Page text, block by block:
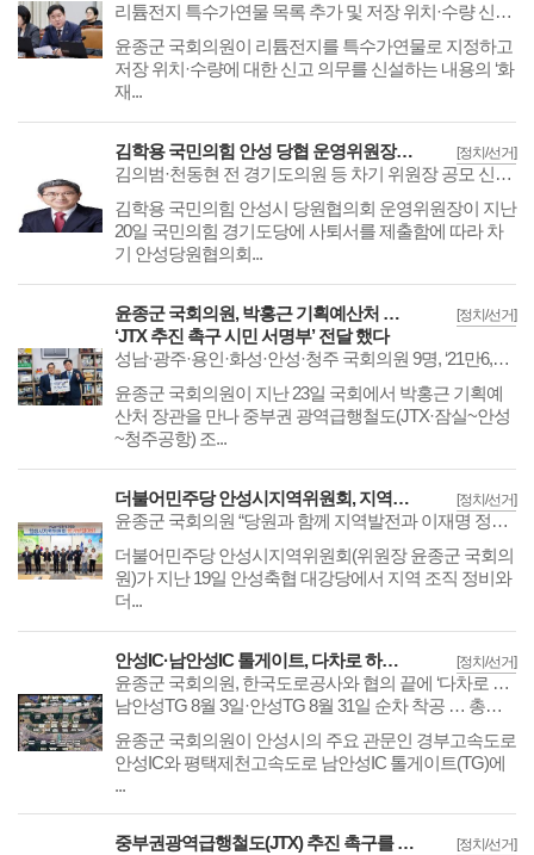
리튬전지 특수가연물 목록 추가 및 저장 위치·수량 신고 의무화로 화재 대응력 강화
​​​​​​​윤종군 국회의원이 리튬전지를 특수가연물로 지정하고
저장 위치·수량에 대한 신고 의무를 신설하는 내용의 ‘화
재...
[정치/선거]
김학용 국민의힘 안성 당협 운영위원장 ‘사퇴’
김의범·천동현 전 경기도의원 등 차기 위원장 공모 신청 예정
김학용 국민의힘 안성시 당원협의회 운영위원장이 지난
20일 국민의힘 경기도당에 사퇴서를 제출함에 따라 차
기 안성당원협의회...
[정치/선거]
윤종군 국회의원, 박홍근 기획예산처 장관에
‘JTX 추진 촉구 시민 서명부’ 전달 했다
성남·광주·용인·화성·안성·청주 국회의원 9명, ‘21만6,205명’ JTX 추진 촉구 시민 서명부 전달
윤종군 국회의원이 지난 23일 국회에서 박홍근 기획예
산처 장관을 만나 중부권 광역급행철도(JTX·잠실~안성
~청주공항) 조...
[정치/선거]
더불어민주당 안성시지역위원회, 지역당원대회
윤종군 국회의원 “당원과 함께 지역발전과 이재명 정부 성공을 만들겠다”
​​​​​​​더불어민주당 안성시지역위원회(위원장 윤종군 국회의
원)가 지난 19일 안성축협 대강당에서 지역 조직 정비와
더...
[정치/선거]
안성IC·남안성IC 톨게이트, 다차로 하이패스로 변경
윤종군 국회의원, 한국도로공사와 협의 끝에 ‘다차로 하이패스’ 사업 확정
남안성TG 8월 3일·안성TG 8월 31일 순차 착공 … 총사업비 약 41억 원 투입
​​​​​​​윤종군 국회의원이 안성시의 주요 관문인 경부고속도로
안성IC와 평택제천고속도로 남안성IC 톨게이트(TG)에
...
[정치/선거]
중부권광역급행철도(JTX) 추진 촉구를 위한 국회 토론회